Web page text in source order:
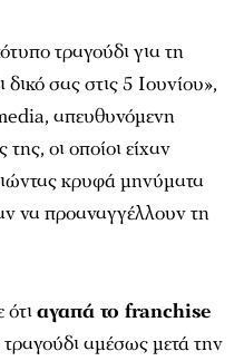
τραγούδι για τη
σας στις 5 Ιουνίου»,
απευθυνόμενη
οι οποίοι είχαν
κρυφά μηνύματα
να προαναγγέλλουν τη
αγαπά το franchise
τραγούδι αμέσως μετά την